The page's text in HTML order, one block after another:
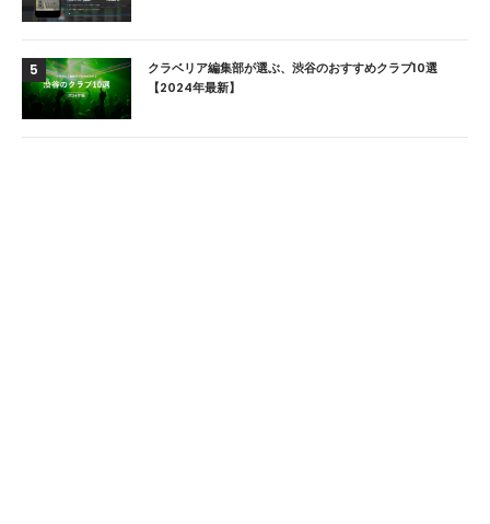
5
クラベリア編集部が選ぶ、渋谷のおすすめクラブ10選
【2024年最新】